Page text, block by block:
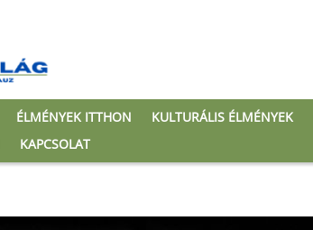
ÉLMÉNYEK ITTHON KULTURÁLIS ÉLMÉNYEK
KAPCSOLAT